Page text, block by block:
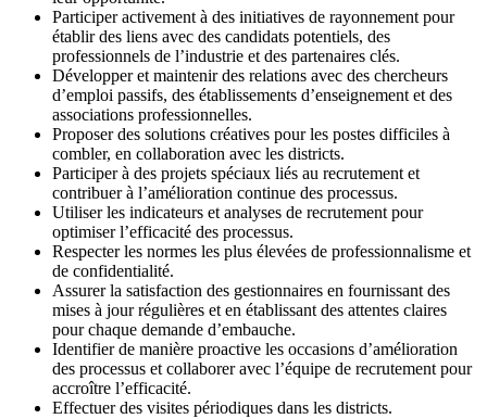
Participer activement à des initiatives de rayonnement pour
établir des liens avec des candidats potentiels, des
professionnels de l’industrie et des partenaires clés.
Développer et maintenir des relations avec des chercheurs
d’emploi passifs, des établissements d’enseignement et des
associations professionnelles.
Proposer des solutions créatives pour les postes difficiles à
combler, en collaboration avec les districts.
Participer à des projets spéciaux liés au recrutement et
contribuer à l’amélioration continue des processus.
Utiliser les indicateurs et analyses de recrutement pour
optimiser l’efficacité des processus.
Respecter les normes les plus élevées de professionnalisme et
de confidentialité.
Assurer la satisfaction des gestionnaires en fournissant des
mises à jour régulières et en établissant des attentes claires
pour chaque demande d’embauche.
Identifier de manière proactive les occasions d’amélioration
des processus et collaborer avec l’équipe de recrutement pour
accroître l’efficacité.
Effectuer des visites périodiques dans les districts.